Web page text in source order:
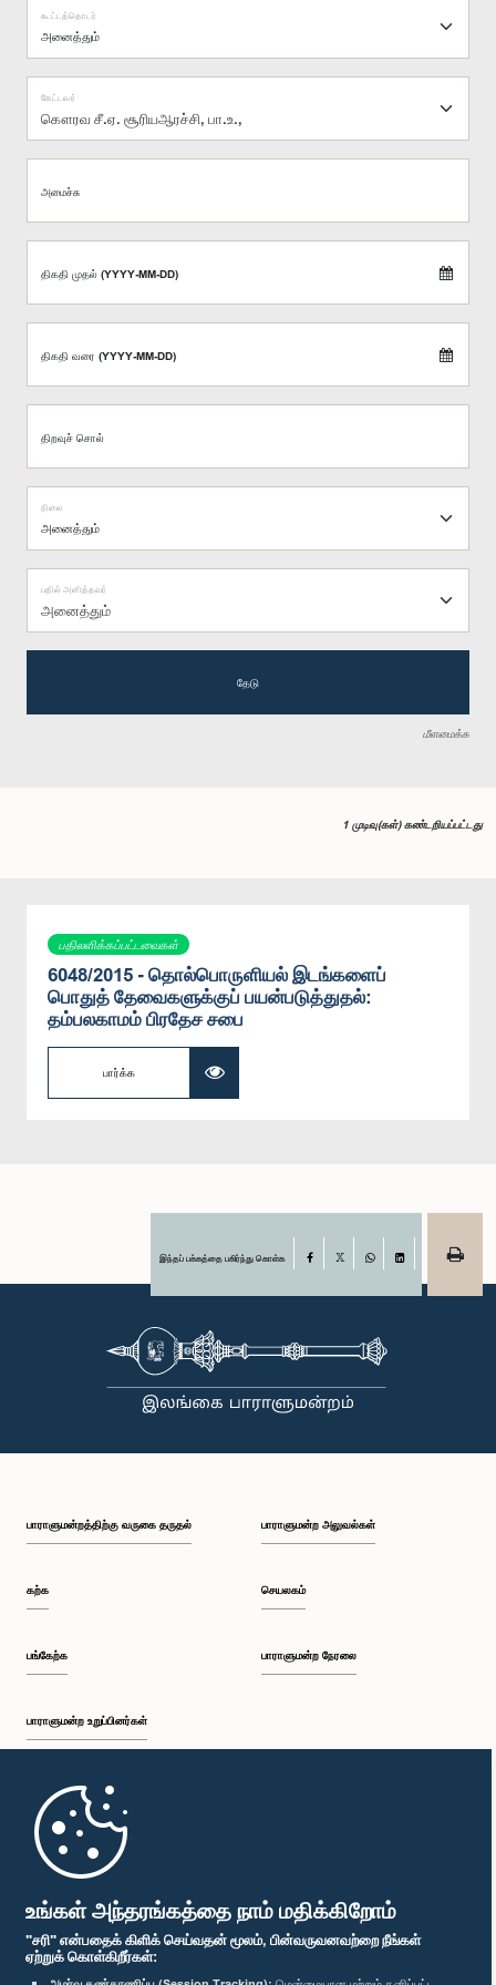
உங்கள் அந்தரங்கத்தை நாம் மதிக்கிறோம்
"சரி" என்பதைக் கிளிக் செய்வதன் மூலம், பின்வருவனவற்றை நீங்கள்
ஏற்றுக் கொள்கிறீர்கள்:
கூட்டத்தொடர்
கௌரவ சீ.ஏ. சூரியஆரச்சி, பா.உ.,
கேட்டவர்
அமைச்சு
திகதி முதல் (YYYY-MM-DD)
திகதி வரை (YYYY-MM-DD)
திறவுச் சொல்
நிலை
அனைத்தும்
பதில் அளித்தவர்
தேடு
மீளமைக்க
1 முடிவு(கள்) கண்டறியப்பட்டது
பதிலளிக்கப்பட்டவைகள்
6048/2015 - தொல்பொருளியல் இடங்களைப்
பொதுத் தேவைகளுக்குப் பயன்படுத்துதல்:
தம்பலகாமம் பிரதேச சபை
பார்க்க
இந்தப் பக்கத்தை பகிர்ந்து கொள்க Facebook
பாராளுமன்றத்திற்கு வருகை தருதல்
கற்க
பங்கேற்க
பாராளுமன்ற உறுப்பினர்கள்
முதற்பக்கம்
பாராளுமன்ற அலுவல்கள்
செயலகம்
பாராளுமன்ற நேரலை
பாராளுமன்ற கையடக்க செயலி